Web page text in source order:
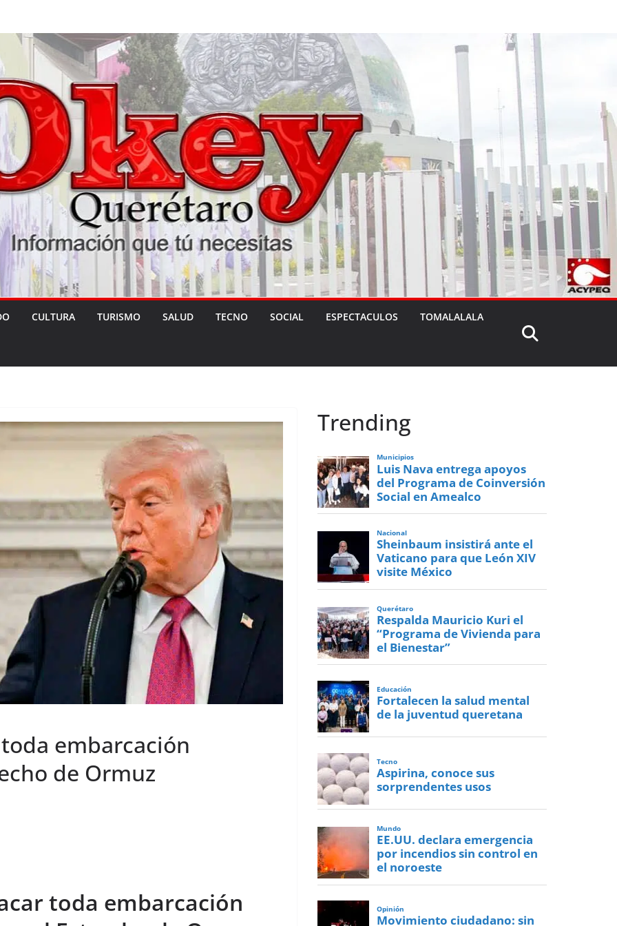
CULTURA TURISMO SALUD TECNO SOCIAL ESPECTACULOS TOMALALALA
embarcación
de Ormuz
toda embarcación
Trending
Municipios
Luis Nava entrega apoyos
del Programa de Coinversión
Social en Amealco
Nacional
Sheinbaum insistirá ante el
Vaticano para que León XIV
visite México
Querétaro
Respalda Mauricio Kuri el
“Programa de Vivienda para
el Bienestar”
Educación
Fortalecen la salud mental
de la juventud queretana
Tecno
Aspirina, conoce sus
sorprendentes usos
Mundo
EE.UU. declara emergencia
por incendios sin control en
el noroeste
Opinión
Movimiento ciudadano: sin